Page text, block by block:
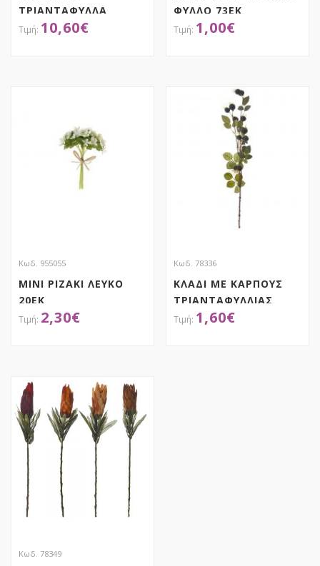
ΤΡΙΑΝΤΑΦΥΛΛΑ
ΜΑΓΙΑΤΙΚΑ ΡΟΖΕ
10,60€
ΦΥΛΛΟ 73ΕΚ
1,00€
Κωδ. 955055
ΜΙΝΙ ΡΙΖΑΚΙ ΛΕΥΚΟ
20ΕΚ
2,30€
Κωδ. 78336
ΚΛΑΔΙ ΜΕ ΚΑΡΠΟΥΣ
ΤΡΙΑΝΤΑΦΥΛΛΙΑΣ
82EK1,60€
Κωδ. 78349